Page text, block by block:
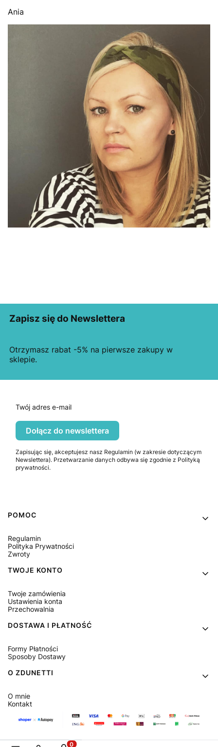
Ania
Zapisz się do Newslettera
Otrzymasz rabat -5% na pierwsze zakupy w
sklepie.
Twój adres e-mail
Dołącz do newslettera
Zapisując się, akceptujesz nasz Regulamin (w zakresie dotyczącym
Newslettera). Przetwarzanie danych odbywa się zgodnie z Polityką
prywatności.
Linki w stopce
POMOC
Regulamin
Polityka Prywatności
Zwroty
TWOJE KONTO
Twoje zamówienia
Ustawienia konta
Przechowalnia
DOSTAWA I PŁATNOŚĆ
Formy Płatności
Sposoby Dostawy
O ZDUNETTI
O mnie
Kontakt